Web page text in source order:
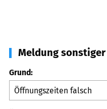
Meldung
Grund: